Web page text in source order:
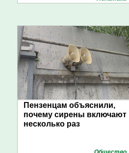
Пензенцам объяснили,
почему сирены включают
несколько раз